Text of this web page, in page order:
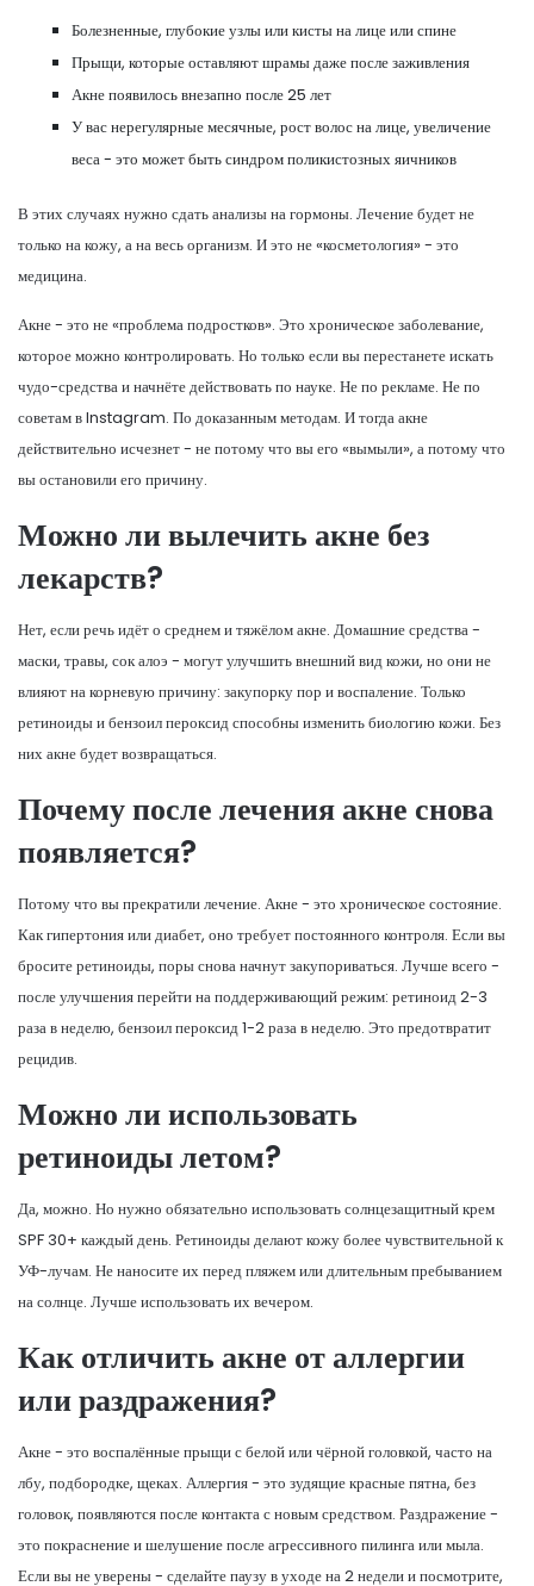
Болезненные, глубокие узлы или кисты на лице или спине
Прыщи, которые оставляют шрамы даже после заживления
Акне появилось внезапно после 25 лет
У вас нерегулярные месячные, рост волос на лице, увеличение
веса - это может быть синдром поликистозных яичников
В этих случаях нужно сдать анализы на гормоны. Лечение будет не
только на кожу, а на весь организм. И это не «косметология» - это
медицина.
Акне - это не «проблема подростков». Это хроническое заболевание,
которое можно контролировать. Но только если вы перестанете искать
чудо-средства и начнёте действовать по науке. Не по рекламе. Не по
советам в Instagram. По доказанным методам. И тогда акне
действительно исчезнет - не потому что вы его «вымыли», а потому что
вы остановили его причину.
Можно ли вылечить акне без
лекарств?
Нет, если речь идёт о среднем и тяжёлом акне. Домашние средства -
маски, травы, сок алоэ - могут улучшить внешний вид кожи, но они не
влияют на корневую причину: закупорку пор и воспаление. Только
ретиноиды и бензоил пероксид способны изменить биологию кожи. Без
них акне будет возвращаться.
Почему после лечения акне снова
появляется?
Потому что вы прекратили лечение. Акне - это хроническое состояние.
Как гипертония или диабет, оно требует постоянного контроля. Если вы
бросите ретиноиды, поры снова начнут закупориваться. Лучше всего -
после улучшения перейти на поддерживающий режим: ретиноид 2-3
раза в неделю, бензоил пероксид 1-2 раза в неделю. Это предотвратит
рецидив.
Можно ли использовать
ретиноиды летом?
Да, можно. Но нужно обязательно использовать солнцезащитный крем
SPF 30+ каждый день. Ретиноиды делают кожу более чувствительной к
УФ-лучам. Не наносите их перед пляжем или длительным пребыванием
на солнце. Лучше использовать их вечером.
Как отличить акне от аллергии
или раздражения?
Акне - это воспалённые прыщи с белой или чёрной головкой, часто на
лбу, подбородке, щеках. Аллергия - это зудящие красные пятна, без
головок, появляются после контакта с новым средством. Раздражение -
это покраснение и шелушение после агрессивного пилинга или мыла.
Если вы не уверены - сделайте паузу в уходе на 2 недели и посмотрите,